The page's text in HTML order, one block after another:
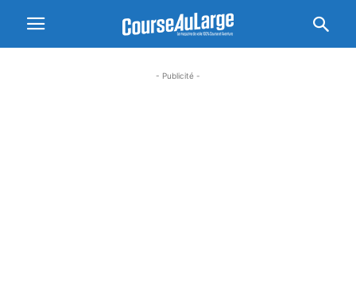
- Publicité -